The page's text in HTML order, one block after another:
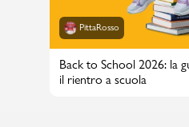
PittaRosso
Back to School 2026: la
il rientro a scuola